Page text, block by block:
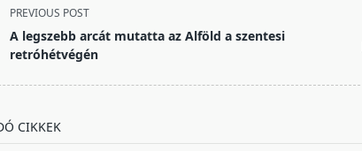
span>
PREVIOUS POST
A legszebb arcát mutatta az Alföld a szentesi
retróhétvégén
CIKKEK